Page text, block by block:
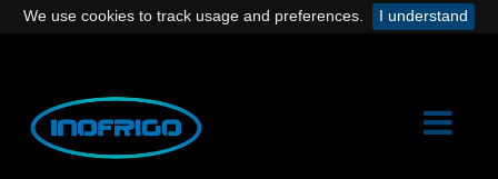
We use cookies to track usage and preferences. I understand